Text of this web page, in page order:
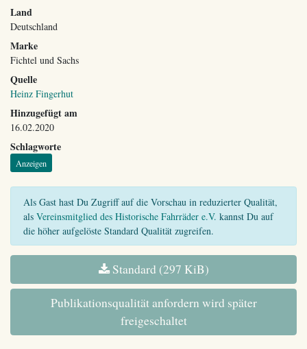
Land
Deutschland
Marke
Fichtel und Sachs
Quelle
Heinz Fingerhut
Hinzugefügt am
16.02.2020
Schlagworte
Anzeigen
Als Gast hast Du Zugriff auf die Vorschau in reduzierter Qualität,
als Vereinsmitglied des Historische Fahrräder e.V. kannst Du auf
die höher aufgelöste Standard Qualität zugreifen.
Standard (297 KiB)
Publikationsqualität anfordern wird später
freigeschaltet